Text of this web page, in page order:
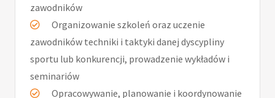
zawodników
Organizowanie szkoleń oraz uczenie
zawodników techniki i taktyki danej dyscypliny
sportu lub konkurencji, prowadzenie wykładów i
seminariów
Opracowywanie, planowanie i koordynowanie